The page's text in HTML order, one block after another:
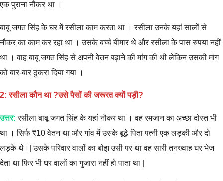
एक पुराना नौकर था ।
बाबू जगत सिंह के घर में रसीला काम करता था । रसीला उनके यहां सालों से
नौकर का काम कर रहा था । उसके बच्चे बीमार थे और रसीला के पास रुपया नहीं
था । वाह बाबू जगत सिंह से अपनी वेतन बढ़ाने की मांग की थी लेकिन उसकी मांग
को बार-बार ठुकरा दिया गया ।
2: रसीला कौन था ?उसे पैसों की जरूरत क्यों पड़ी?
उत्तर: रसीला बाबू जगत सिंह के यहां नौकर था । वह रमजान का अच्छा दोस्त भी
था । सिर्फ ₹10 वेतन था और गांव में उसके बूढ़े पिता पत्नी एक लड़की और दो
लड़के थे।| उसके परिवार वालों का बोझ उसी पर था वह सारी तनख्वाह घर भेज
देता था फिर भी घर वालों का गुजारा नहीं हो पाता था |